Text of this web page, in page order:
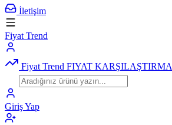
İletişim
Fiyat Trend
Fiyat Trend FIYAT KARŞILAŞTIRMA
Giriş Yap